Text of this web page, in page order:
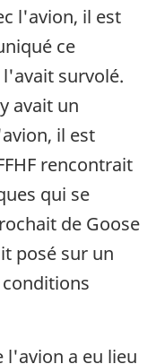
l'avion, il est
ce
survolé.
avait un
il est
rencontrait
qui se
de Goose
posé sur un
l'avion a eu lieu